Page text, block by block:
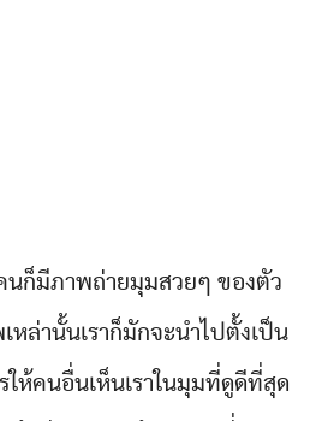
นก็มีภาพถ่ายมุมสวยๆ ของตัว
หล่านั้นเราก็มักจะนำไปตั้งเป็น
ห้คนอื่นเห็นเราในมุมที่ดูดีที่สุด